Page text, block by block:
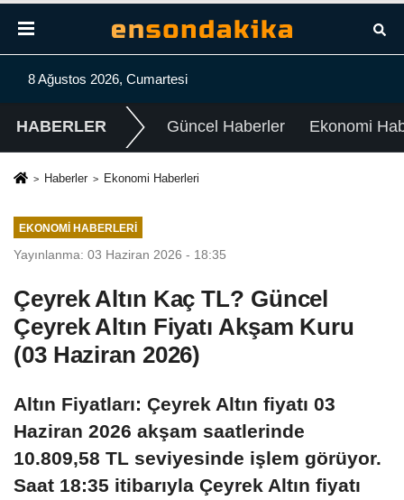
8 Ağustos 2026, Cumartesi
HABERLER Güncel Haberler Ekonomi
Haberler Ekonomi Haberleri
EKONOMI HABERLERI
Yayınlanma: 03 Haziran 2026 - 18:35
Çeyrek Altın Kaç TL? Güncel
Çeyrek Altın Fiyatı Akşam Kuru
(03 Haziran 2026)
Altın Fiyatları: Çeyrek Altın fiyatı 03
Haziran 2026 akşam saatlerinde
10.809,58 TL seviyesinde işlem görüyor.
Saat 18:35 itibarıyla Çeyrek Altın fiyatı